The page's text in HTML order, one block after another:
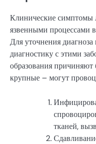
Клинические симптомы
язвенными процессами
Для уточнения
диагностику с этими
образования причиняют
крупные – могут
тканей,